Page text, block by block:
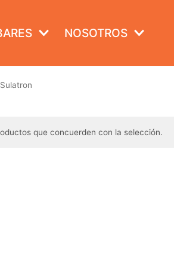
NOSOTROS
Sulatron
que concuerden con la selección.